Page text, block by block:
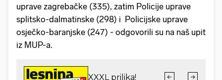
uprave zagrebačke (335), zatim Policije uprave
splitsko-dalmatinske (298) i Policijske uprave
osječko-baranjske (247) - odgovorili su na naš upit
iz MUP-a.